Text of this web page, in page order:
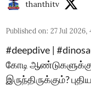
thanthitv
Published on: 27 Jul 2026,
#deepdive |
கோடி ஆண்டுகளுக்கு
இருந்திருக்கும்?